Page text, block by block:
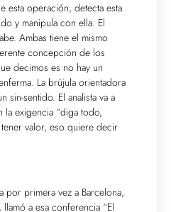
esta operación, detecta esta
y manipula con ella. El
Ambas tiene el mismo
concepción de los
decimos es no hay un
La brújula orientadora
sin-sentido. El analista va a
exigencia “diga todo,
valor, eso quiere decir
por primera vez a Barcelona,
a esa conferencia “El